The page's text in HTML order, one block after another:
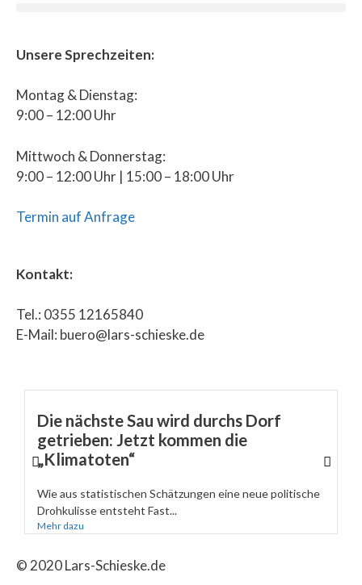
Unsere Sprechzeiten:
Montag & Dienstag:
9:00 – 12:00 Uhr
Mittwoch & Donnerstag:
9:00 – 12:00 Uhr | 15:00 – 18:00 Uhr
Termin auf Anfrage
Kontakt:
Tel.: 0355 12165840
E-Mail: buero@lars-schieske.de
Die nächste Sau wird durchs Dorf
getrieben: Jetzt kommen die
„Klimatoten“
Wie aus statistischen Schätzungen eine neue politische
Drohkulisse entsteht Fast...
Mehr dazu
© 2020 Lars-Schieske.de